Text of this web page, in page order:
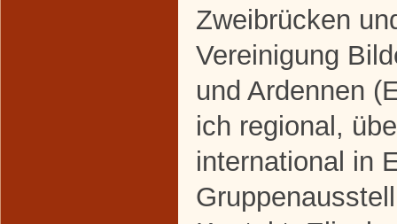
Zweibrücken
Vereinigung
und Ardennen
ich regional,
international in